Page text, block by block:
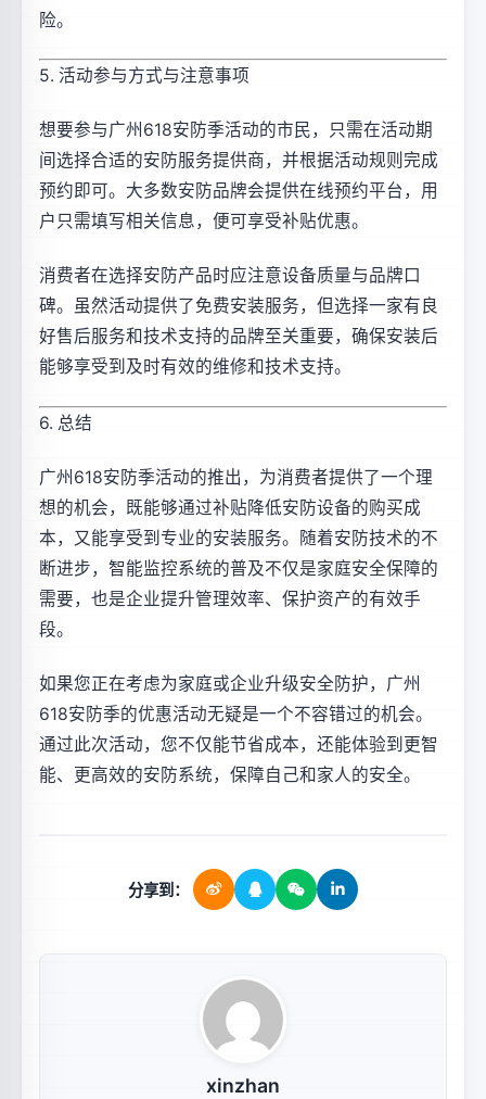
险。
5. 活动参与方式与注意事项
想要参与广州618安防季活动的市民，只需在活动期
间选择合适的安防服务提供商，并根据活动规则完成
预约即可。大多数安防品牌会提供在线预约平台，用
户只需填写相关信息，便可享受补贴优惠。
消费者在选择安防产品时应注意设备质量与品牌口
碑。虽然活动提供了免费安装服务，但选择一家有良
好售后服务和技术支持的品牌至关重要，确保安装后
能够享受到及时有效的维修和技术支持。
6. 总结
广州618安防季活动的推出，为消费者提供了一个理
想的机会，既能够通过补贴降低安防设备的购买成
本，又能享受到专业的安装服务。随着安防技术的不
断进步，智能监控系统的普及不仅是家庭安全保障的
需要，也是企业提升管理效率、保护资产的有效手
段。
如果您正在考虑为家庭或企业升级安全防护，广州
618安防季的优惠活动无疑是一个不容错过的机会。
通过此次活动，您不仅能节省成本，还能体验到更智
能、更高效的安防系统，保障自己和家人的安全。
分享到：
xinzhan